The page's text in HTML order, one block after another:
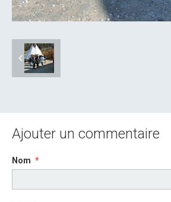
Ajouter un commentaire
Nom